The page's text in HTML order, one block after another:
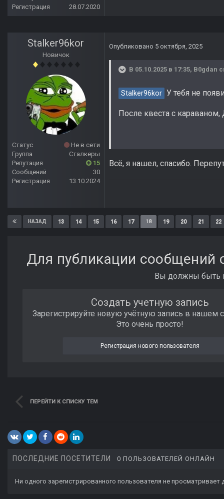
Регистрация
28.07.2020
Stalker96kor
Новичок
Статус
Не в сети
Группа
Сталкеры
Репутация
15
Сообщений
30
Регистрация
13.10.2024
Опубликовано 5 октября, 2025
В 05.10.2025 в 17:35, B0gdan
Stalker96kor У тебя не
После квеста с
Всё, я нашел, спасибо.
НАЗАД 13 14 15 16 17 18 19 20 21 22
Для публикации сообщений
Вы должны быть
Создать учетную запись
Зарегистрируйте новую учётную запись в нашем
Это очень просто!
Регистрация нового пользователя
ПЕРЕЙТИ К СПИСКУ ТЕМ
ПОСЛЕДНИЕ ПОСЕТИТЕЛИ 0 ПОЛЬЗОВАТЕЛЕЙ ОНЛАЙН
Ни одного зарегистрированного пользователя не просматривает